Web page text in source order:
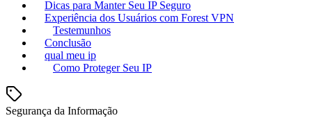
Dicas para Manter Seu IP Seguro
Experiência dos Usuários com Forest VPN
Testemunhos
Conclusão
qual meu ip
Como Proteger Seu IP
Segurança da Informação